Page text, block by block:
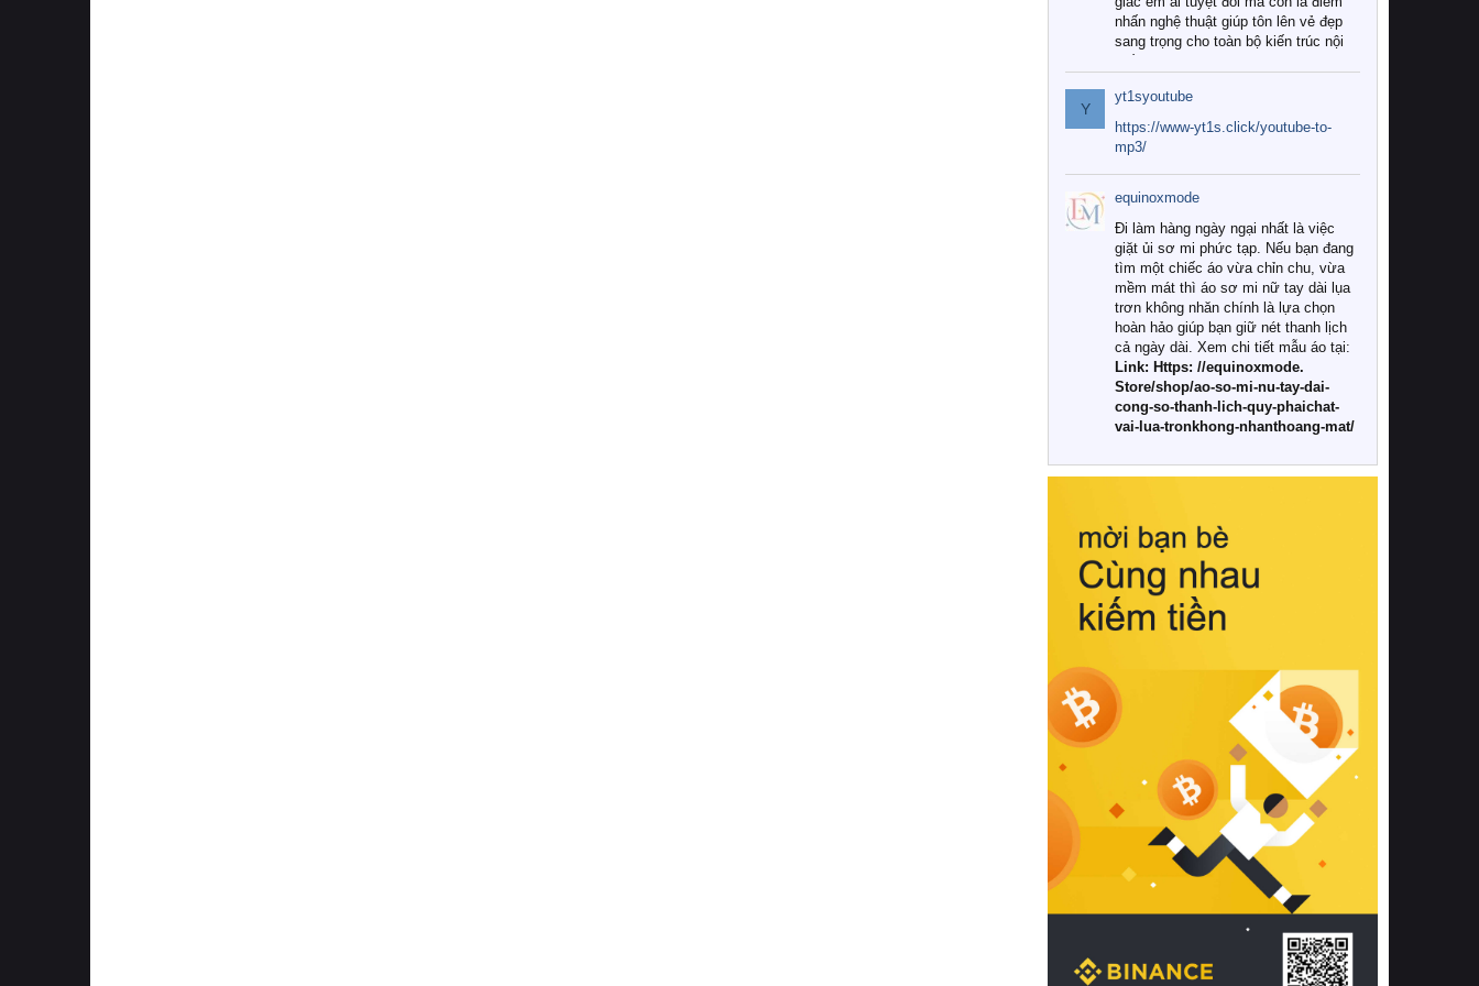
nhấn nghệ thuật giúp tôn lên vẻ đẹp
sang trọng cho toàn bộ kiến trúc nội
Tuy nhiên, giữa thị trường đa dạng
với vô vàn thương hiệu và mẫu mã
như hiện nay, làm thế nào để chọn
được những bộ chăn ga gối đệm cao
cấp thực sự chất lượng, phù hợp với
khí hậu và nhu cầu sử dụng của gia
đình? Hãy cùng chúng tôi đi tìm lời
giải đáp chi tiết qua bài viết dưới đây.
1. Tại sao các gia đình hiện đại lại ưa
chuộng chăn ga gối đệm cao cấp?
Khác với các dòng sản phẩm thông
thường, những bộ chăn ga gối đệm
cao cấp trải qua quy trình sản xuất
nghiêm ngặt từ khâu chọn lọc nguyên
liệu tự nhiên đến công nghệ dệt
nhuộm hiện đại không chứa hóa chất
này, bạn sẽ cảm nhận rõ rệt sự khác
hồi chuẩn xác của phần đệm nâng đỡ
cột sống.
Bên cạnh đó, việc lựa chọn các dòng
sản phẩm đạt chuẩn chất lượng quốc
tế còn giúp ngăn ngừa tình trạng kích
khuẩn và nấm mốc trong điều kiện
thời tiết nóng ẩm. Bạn có thể tìm hiểu
thêm các nghiên cứu khoa học về tác
động của giấc ngủ và môi trường
phòng ngủ đối với sức khỏe con
người tại Sleep Foundation (External
Link) để có cái nhìn toàn diện hơn.
2. Các tiêu chí vàng khi lựa chọn
chăn ga gối đệm cao cấp cho phòng
ngủ
Để sở hữu một bộ chăn ga gối đệm
cao cấp hoàn hảo cả về thẩm mỹ lẫn
công năng, người tiêu dùng cần cân
nhắc kỹ lưỡng các tiêu chí quan trọng
Y
yt1syoutube
https://www-yt1s.click/youtube-to-
mp3/
equinoxmode
Đi làm hàng ngày ngại nhất là việc
giặt ủi sơ mi phức tạp. Nếu bạn đang
tìm một chiếc áo vừa chỉn chu, vừa
mềm mát thì áo sơ mi nữ tay dài lụa
trơn không nhăn chính là lựa chọn
hoàn hảo giúp bạn giữ nét thanh lịch
cả ngày dài. Xem chi tiết mẫu áo tại:
Link: Https: //equinoxmode.
Store/shop/ao-so-mi-nu-tay-dai-
cong-so-thanh-lich-quy-phaichat-
vai-lua-tronkhong-nhanthoang-mat/